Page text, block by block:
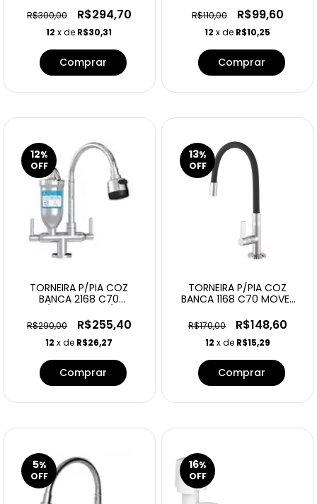
R$300,00 R$294,70
12 x de R$30,31
Comprar
R$110,00 R$99,60
12 x de R$10,25
12%
OFF
TORNEIRA P/PIA COZ
BANCA 2168 C70
R$290,00 R$255,40
12 x de R$26,27
13%
OFF
TORNEIRA P/PIA COZ
BANCA 1168 C70 MOVEL
R$170,00 R$148,60
12 x de R$15,29
5%
OFF
16%
OFF